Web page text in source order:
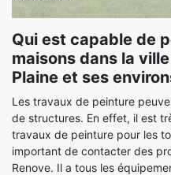
Qui est capable de
maisons dans la
Plaine et ses
Les travaux de peinture
de structures. En effet, il est
travaux de peinture pour les
important de contacter des
Renove. Il a tous les